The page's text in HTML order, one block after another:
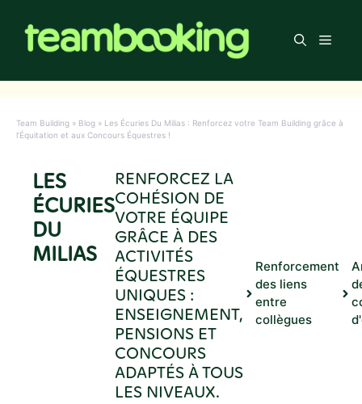
contenu
Menu
Team Building » Blog » Les Écuries Du Milias : Renforcez votre Team Building grâce à
l’Équitation et aux Concours Équestres !
LES
ÉCURIES
DU
MILIAS
RENFORCEZ LA
COHÉSION DE
VOTRE ÉQUIPE
GRÂCE À DES
ACTIVITÉS
ÉQUESTRES
UNIQUES :
ENSEIGNEMENT,
PENSIONS ET
CONCOURS
ADAPTÉS À TOUS
LES NIVEAUX.
Renforcement
des liens
entre
collègues